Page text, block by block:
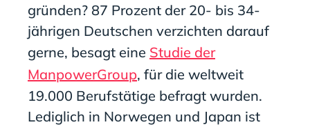
gründen? 87 Prozent der 20- bis 34-
jährigen Deutschen verzichten darauf
gerne, besagt eine Studie der
ManpowerGroup, für die weltweit
19.000 Berufstätige befragt wurden.
Lediglich in Norwegen und Japan ist